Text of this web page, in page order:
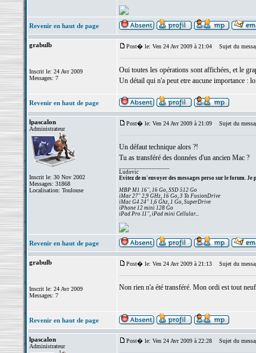
Revenir en haut de page
grabulb
Inscrit le: 24 Avr 2009
Messages: 7
Post� le: Ven 24 Avr 2009 à 21:04 Sujet du
Oui toutes les opérations sont affichées, et le
Un détail qui n'a peut etre aucune importance :
Revenir en haut de page
lpascalon
Administrateur
Inscrit le: 30 Nov 2002
Messages: 31868
Localisation: Toulouse
Post� le: Ven 24 Avr 2009 à 21:09 Sujet du
Un défaut technique alors ?!
Tu as transféré des données d'un ancien Mac ?
Ludovic
Evitez de m'envoyer des messages perso sur le forum. Je
MBP M1 16", 16 Go, SSD 512 Go
iMac 27" 2,9 GHz, 16 Go, 3 To FusionDrive
iMac G4 24" 1,6 Ghz, 1 Go, SuperDrive
iPhone 12 mini 128 Go
iPad Pro 11", iPad mini Cellular...
Revenir en haut de page
grabulb
Inscrit le: 24 Avr 2009
Messages: 7
Post� le: Ven 24 Avr 2009 à 21:13 Sujet du
Non rien n'a été transféré. Mon ordi est tout
Revenir en haut de page
lpascalon
Administrateur
Post� le: Ven 24 Avr 2009 à 22:28 Sujet du